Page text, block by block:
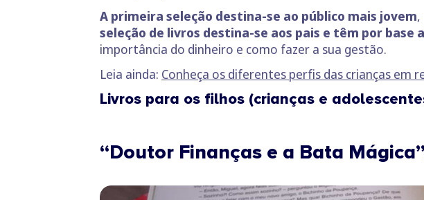
A primeira seleção destina-se ao público mais jovem,
seleção de livros destina-se aos pais e têm por
importância do dinheiro e como fazer a sua gestão.
Leia ainda: Conheça os diferentes perfis das crianças em
Livros para os filhos (crianças e
“Doutor Finanças e a Bata